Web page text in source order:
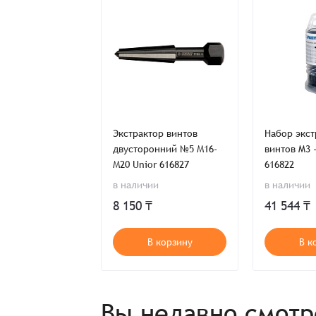
Отправить заявку
Способ оплаты:
Итого:
Телефон:
Распечатать детали заказа
Отправить заявку
Экстрактор винтов
двусторонний №5 М16-
М20 Unior 616827
в наличии
8 150 ₸
В корзину
Набор
винтов M3
616822
в наличии
41 544 ₸
В